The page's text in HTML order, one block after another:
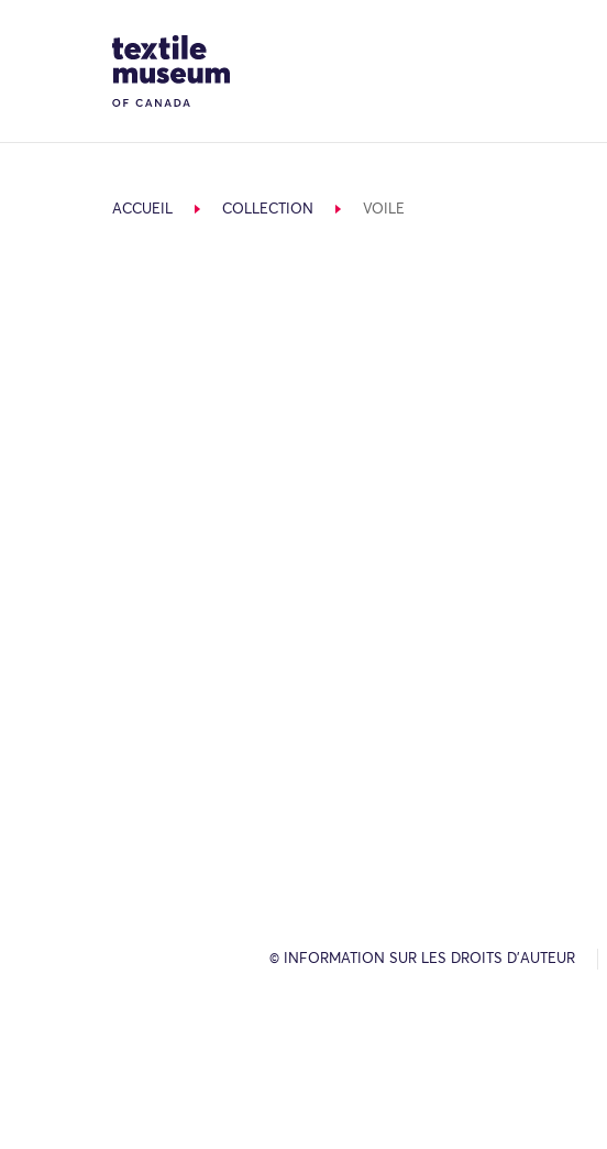
Site Logo
ACCUEIL COLLECTION VOILE
© INFORMATION SUR LES DROITS D’AUTEUR